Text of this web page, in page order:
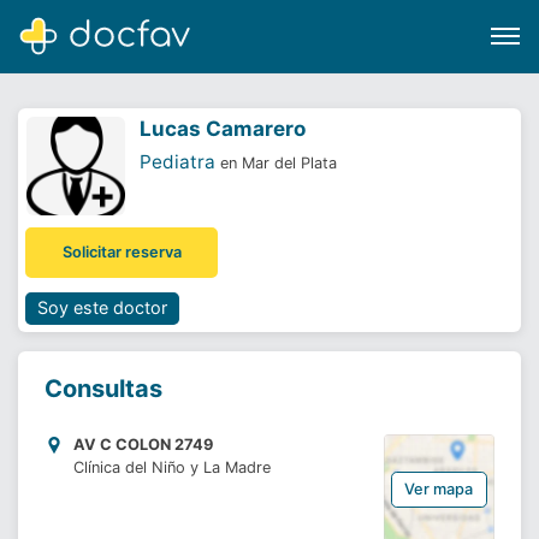
Software para clínicas
¿Eres un doctor?
Lucas Camarero
Pediatra en Mar del Plata
Solicitar reserva
Soy este doctor
Consultas
AV C COLON 2749
Clínica del Niño y La Madre
Ver mapa